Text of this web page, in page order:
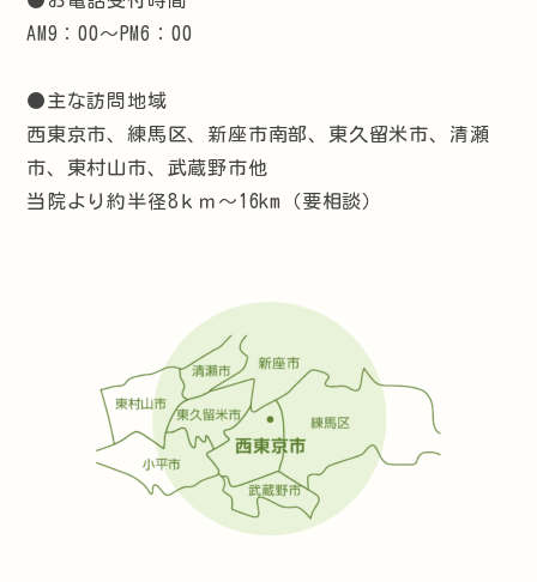
AM9：00～PM6：00
●主な訪問地域
西東京市、練馬区、新座市南部、東久留米市、清瀬
市、東村山市、武蔵野市他
当院より約半径8ｋｍ～16km（要相談）